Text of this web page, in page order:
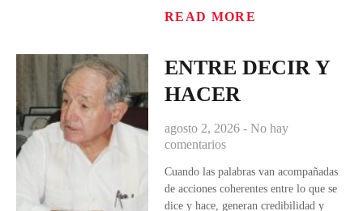
READ MORE
ENTRE DECIR Y
HACER
agosto 2, 2026 No hay
comentarios
Cuando las palabras van acompañadas
de acciones coherentes entre lo que se
dice y hace, generan credibilidad y